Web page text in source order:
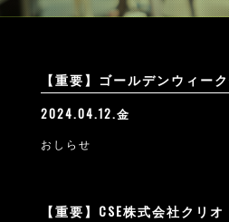
【重要】ゴールデンウィー
2024.04.12.金
おしらせ
【重要】CSE株式会社クリ